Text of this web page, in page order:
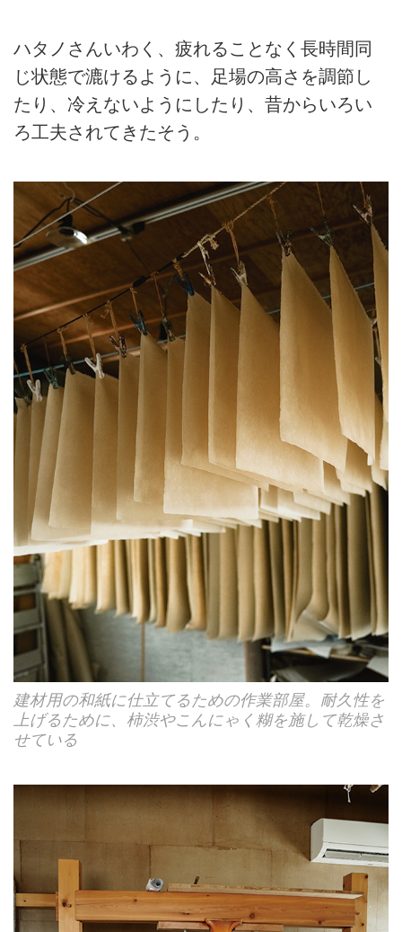
ハタノさんいわく、疲れることなく長時間同
じ状態で漉けるように、足場の高さを調節し
たり、冷えないようにしたり、昔からいろい
ろ工夫されてきたそう。
建材用の和紙に仕立てるための作業部屋。耐久性を
上げるために、柿渋やこんにゃく糊を施して乾燥さ
せている